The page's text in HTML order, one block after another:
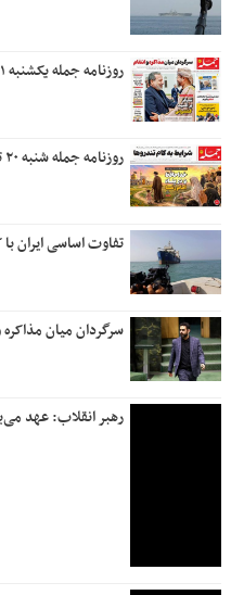
روزنامه جمله یکشنبه ۲۱ تیر ۱۴۰۵
روزنامه جمله شنبه ۲۰ تیر ۱۴۰۵
تفاوت اساسی ایران با
سرگردان میان مذاکره
رهبر انقلاب: عهد